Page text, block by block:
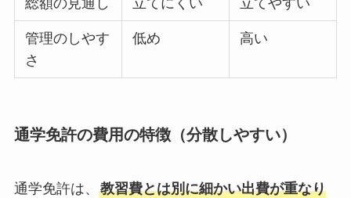
管理のしやす
さ
低め 高い
通学免許の費用の特徴（分散しやすい）
通学免許は、 教習費とは別に細かい出費が重なり